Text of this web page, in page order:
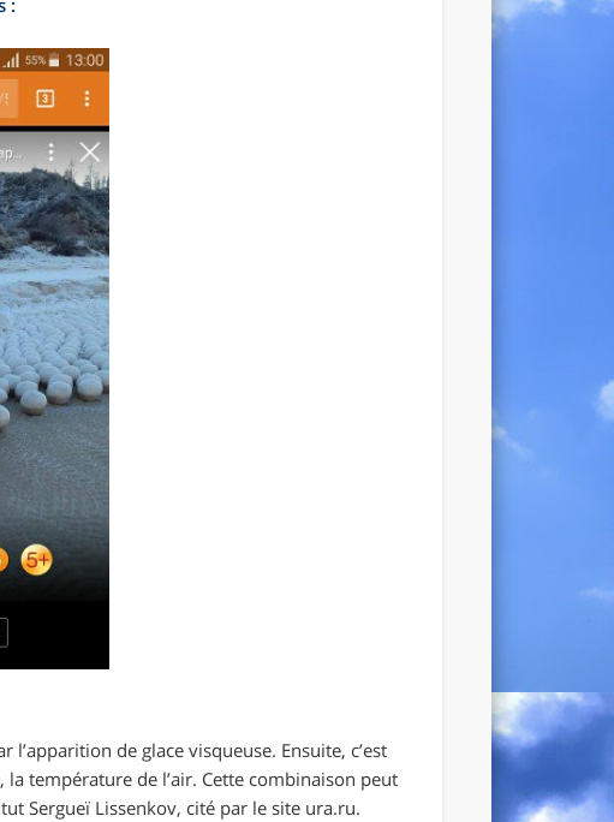
:
de glace visqueuse. Ensuite, c’est
température de l’air. Cette combinaison peut
Sergueï Lissenkov, cité par le site ura.ru.